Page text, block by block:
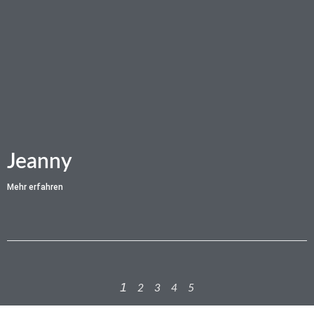
Jeanny
Mehr erfahren
1 2 3 4 5